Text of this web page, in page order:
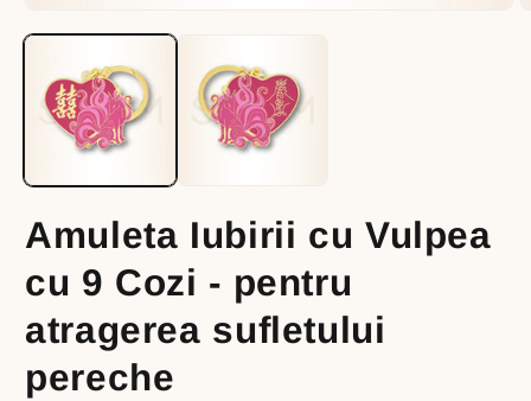
media
modal
Amuleta Iubirii cu Vulpea
cu 9 Cozi - pentru
atragerea sufletului
pereche